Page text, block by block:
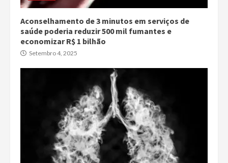
Aconselhamento de 3 minutos em serviços de
saúde poderia reduzir 500 mil fumantes e
economizar R$ 1 bilhão
Setembro 4, 2025